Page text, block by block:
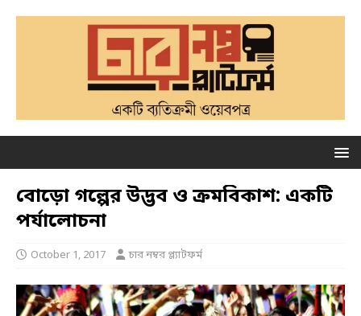
বোড়ো গল্পের উদ্ভব ও ক্রমবিকাশ: একটি
পর্যালোচনা
October 1, 2017 চার নম্বর প্ল্যাটফর্ম